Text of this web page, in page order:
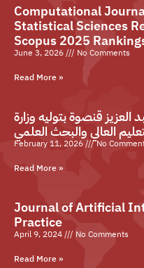
Computational
Statistical Sciences
Scopus 2025
June 3, 2026
No Comments
Read More »
قنصوة بتوليه وزارة
العالي والبحث العلمي
February 11, 2026
No
Read More »
Journal of Artificial
Practice
April 9, 2024
No Comments
Read More »